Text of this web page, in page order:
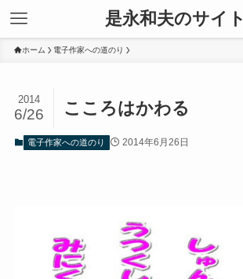
是永和夫のサイト
ホーム 電子作家への道のり
こころはかわる
2014
6/26
電子作家への道のり 2014年6月26日